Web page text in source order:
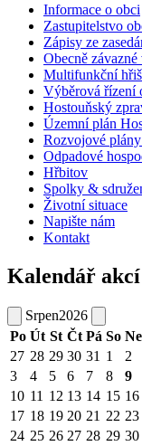
Informace o obci
Zastupitelstvo
Zápisy ze
Obecně
Multifunkční
Výběrová řízení
Hostouňský
Územní plán
Rozvojové
Odpadové
Hřbitov
Spolky &
Životní situace
Napište nám
Kontakt
Kalendář akcí
Srpen2026
Po Út St Čt Pá So Ne
27 28 29 30 31 1
2
3
4 5 6 7 8
9
10 11 12 13 14 15 16
17 18 19 20 21 22 23
24 25 26 27 28 29 30